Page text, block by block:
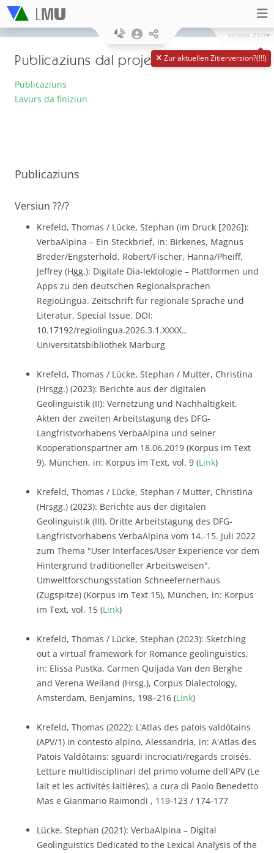
Zur aktuellen Zitierversion?(!!!)
Version 21/1
Publicaziuns dal project
Publicaziuns
Lavurs da finiziun
Publicaziuns
Versiun ??/?
Krefeld, Thomas / Lücke, Stephan (im Druck [2026]):
VerbaAlpina – Ein Steckbrief, in: Birkenes, Magnus
Breder/Engsterhold, Robert/Fischer, Hanna/Pheiff,
Jeffrey (Hgg.): Digitale Dia-lektologie – Plattformen und
Apps zu den deutschen Regionalsprachen
RegioLingua. Zeitschrift für regionale Sprache und
Literatur, Special Issue. DOI:
10.17192/regiolingua.2026.3.1.XXXX.,
Universitätsbibliothek Marburg
Krefeld, Thomas / Lücke, Stephan / Mutter, Christina
(Hrsgg.) (2023): Berichte aus der digitalen
Geolinguistik (II): Vernetzung und Nachhaltigkeit.
Akten der zweiten Arbeitstagung des DFG-
Langfristvorhabens VerbaAlpina und seiner
Kooperationspartner am 18.06.2019 (Korpus im Text
9), München, in: Korpus im Text, vol. 9 (Link)
Krefeld, Thomas / Lücke, Stephan / Mutter, Christina
(Hrsgg.) (2023): Berichte aus der digitalen
Geolinguistik (III). Dritte Arbeitstagung des DFG-
Langfristvorhabens VerbaAlpina vom 14.-15. Juli 2022
zum Thema "User Interfaces/User Experience vor dem
Hintergrund traditioneller Arbeitsweisen",
Umweltforschungsstation Schneefernerhaus
(Zugspitze) (Korpus im Text 15), München, in: Korpus
im Text, vol. 15 (Link)
Krefeld, Thomas / Lücke, Stephan (2023): Sketching
out a virtual framework for Romance geolinguistics,
in: Elissa Pustka, Carmen Quijada Van den Berghe
and Verena Weiland (Hrsg.), Corpus Dialectology,
Amsterdam, Benjamins, 198–216 (Link)
Krefeld, Thomas (2022): L’Atlas des patois valdôtains
(APV/1) in contesto alpino, Alessandria, in: A'Atlas des
Patois Valdôtains: sguardi incrociati/regards croisés.
Letture multidisciplinari del primo volume dell'APV (Le
lait et les activités laitières), a cura di Paolo Benedetto
Mas e Gianmario Raimondi , 119-123 / 174-177
Lücke, Stephan (2021): VerbaAlpina – Digital
Geolinguistics Dedicated to the Lexical Analysis of the